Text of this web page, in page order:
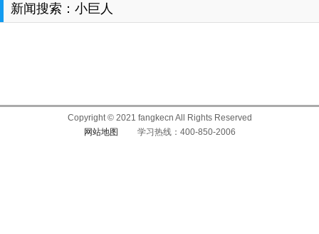
新闻搜索：小巨人
Copyright © 2021 fangkecn All Rights Reserved
网站地图 学习热线：400-850-2006